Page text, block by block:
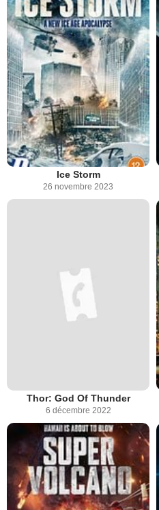
Ice Storm
26 novembre 2023
Thor: God Of Thunder
6 décembre 2022